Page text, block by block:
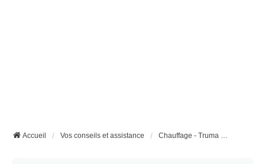
Accueil Vos conseils et assistance Chauffage - Truma - d'Appoint - etc...